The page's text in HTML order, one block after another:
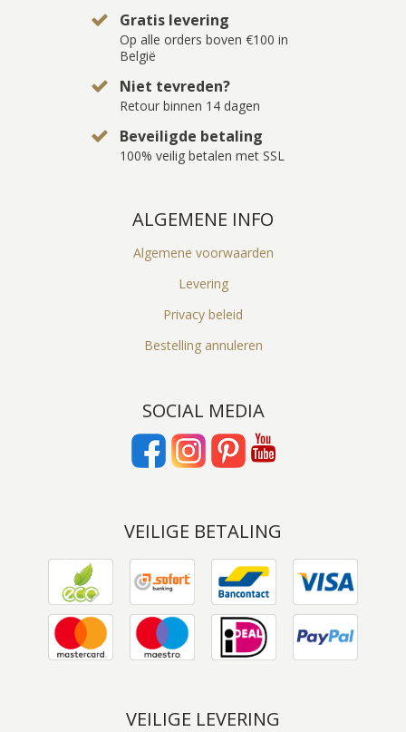
Gratis levering
Op alle orders boven €100 in
België
Niet tevreden?
Retour binnen 14 dagen
Beveiligde betaling
100% veilig betalen met SSL
ALGEMENE INFO
Algemene voorwaarden
Levering
Privacy beleid
Bestelling annuleren
SOCIAL MEDIA
VEILIGE BETALING
VEILIGE LEVERING